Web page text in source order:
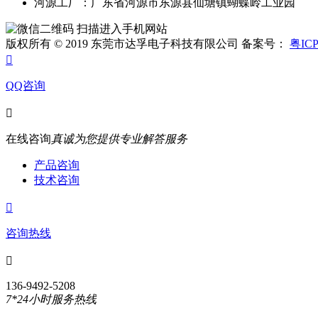
河源工厂：广东省河源市东源县仙塘镇蝴蝶岭工业园
扫描进入手机网站
版权所有 © 2019 东莞市达孚电子科技有限公司 备案号： 粤

QQ咨询

在线咨询真诚为您提供专业解答服务
产品咨询
技术咨询

咨询热线

136-9492-5208
7*24小时服务热线